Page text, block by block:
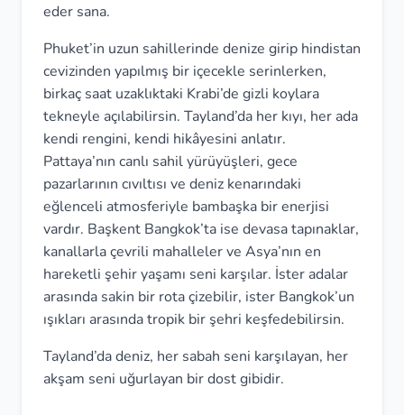
eder sana.
Phuket’in uzun sahillerinde denize girip hindistan
cevizinden yapılmış bir içecekle serinlerken,
birkaç saat uzaklıktaki Krabi’de gizli koylara
tekneyle açılabilirsin. Tayland’da her kıyı, her ada
kendi rengini, kendi hikâyesini anlatır.
Pattaya’nın canlı sahil yürüyüşleri, gece
pazarlarının cıvıltısı ve deniz kenarındaki
eğlenceli atmosferiyle bambaşka bir enerjisi
vardır. Başkent Bangkok’ta ise devasa tapınaklar,
kanallarla çevrili mahalleler ve Asya’nın en
hareketli şehir yaşamı seni karşılar. İster adalar
arasında sakin bir rota çizebilir, ister Bangkok’un
ışıkları arasında tropik bir şehri keşfedebilirsin.
Tayland’da deniz, her sabah seni karşılayan, her
akşam seni uğurlayan bir dost gibidir.